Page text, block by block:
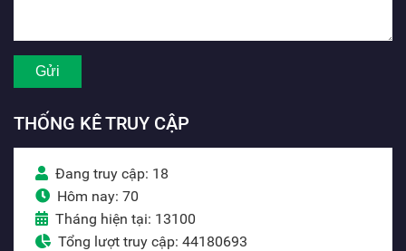
THỐNG KÊ TRUY CẬP
Đang truy cập: 18
Hôm nay: 70
Tháng hiện tại: 13100
Tổng lượt truy cập: 44180693